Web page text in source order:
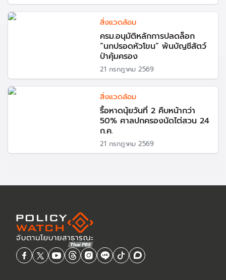
สิ่งแวดล้อม
ครม.อนุมัติหลักการปลดล็อก
“นกปรอดหัวโขน” พ้นบัญชีสัตว์
ป่าคุ้มครอง
21 กรกฎาคม 2569
สิ่งแวดล้อม
รื้อหาดนุ้ยวันที่ 2 คืบหน้ากว่า
50% ศาลปกครองนัดไต่สวน 24
ก.ค.
21 กรกฎาคม 2569